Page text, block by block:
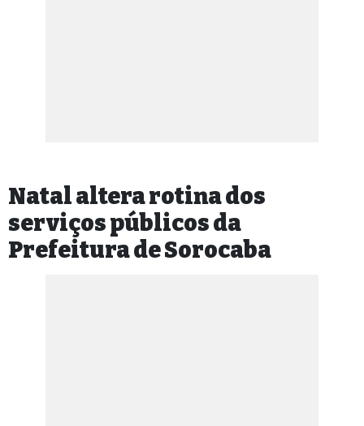
Natal altera rotina dos
serviços públicos da
Prefeitura de Sorocaba